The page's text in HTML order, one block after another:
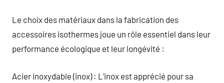
Le choix des matériaux dans la fabrication des
accessoires isothermes joue un rôle essentiel dans leur
performance écologique et leur longévité :
Acier inoxydable (inox) : L’inox est apprécié pour sa